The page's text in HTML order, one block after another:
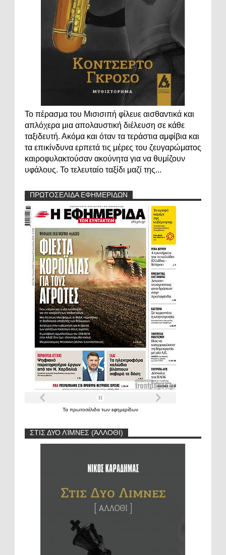
Το πέρασμα του Μισισιπή φίλευε αισθαντικά και
απλόχερα μια απολαυστική διέλευση σε κάθε
ταξιδευτή. Ακόμα και όταν τα τεράστια αμφίβια και
τα επικίνδυνα ερπετά τις μέρες του ζευγαρώματος
καιροφυλακτούσαν ακούνητα για να θυμίζουν
υφάλους. Το τελευταίο ταξίδι μαζί της...
ΠΡΩΤΟΣΕΛΙΔΑ ΕΦΗΜΕΡΙΔΩΝ
Τα πρωτοσέλιδα των εφημερίδων
ΣΤΙΣ ΔΥΟ ΛΊΜΝΕΣ (ΆΛΛΟΘΙ)